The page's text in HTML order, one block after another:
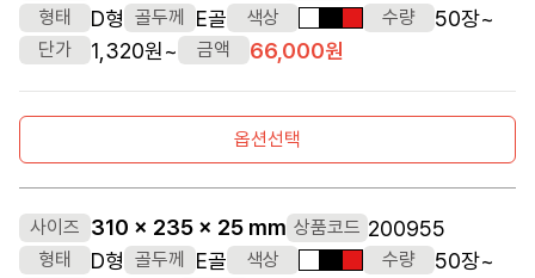
형태 D형 골두께 E골 색상 흰색검정색빨간색수량 50장~
단가 1,320원~ 금액 66,000원
옵션선택
사이즈 310 x 235 x 25 mm 상품코드 200955
형태 D형 골두께 E골 색상 흰색검정색빨간색수량 50장~